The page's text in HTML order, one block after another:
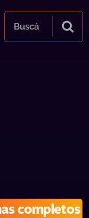
Buscá
completos